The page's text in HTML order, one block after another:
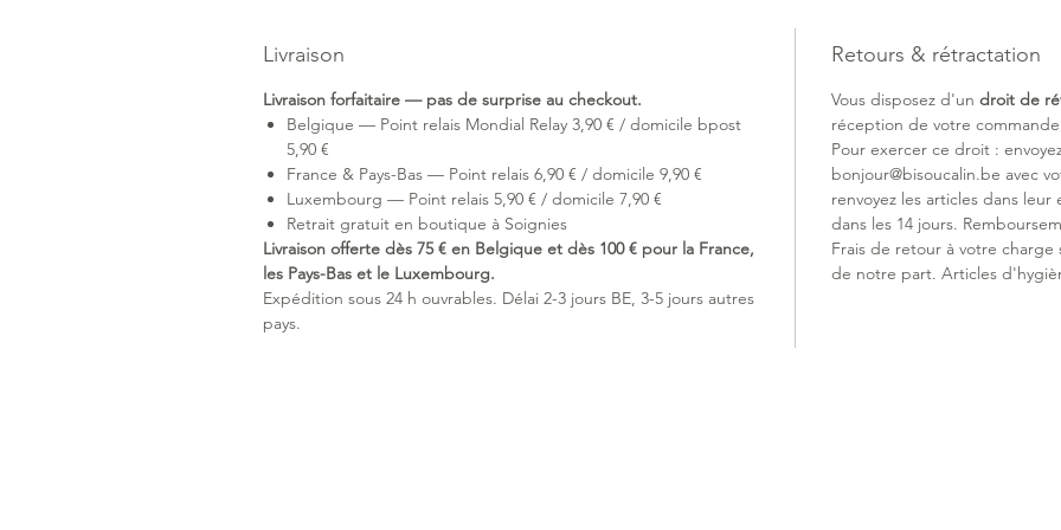
vous
durant
deux à
🤗
Parce
forme,
Livraison
Livraison forfaitaire — pas de surprise au checkout.
Belgique — Point relais Mondial Relay 3,90 € / domicile bpost
5,90 €
France & Pays-Bas — Point relais 6,90 € / domicile 9,90 €
Luxembourg — Point relais 5,90 € / domicile 7,90 €
Retrait gratuit en boutique à Soignies
Livraison offerte dès 75 € en Belgique et dès 100 € pour la France,
les Pays-Bas et le Luxembourg.
Expédition sous 24 h ouvrables. Délai 2-3 jours BE, 3-5 jours autres
pays.
Retours & rétractation
Vous disposez d'un droit de
réception de votre
Pour exercer ce droit :
bonjour@bisoucalin.be avec
renvoyez les articles dans
dans les 14 jours.
Frais de retour à votre
de notre part. Articles